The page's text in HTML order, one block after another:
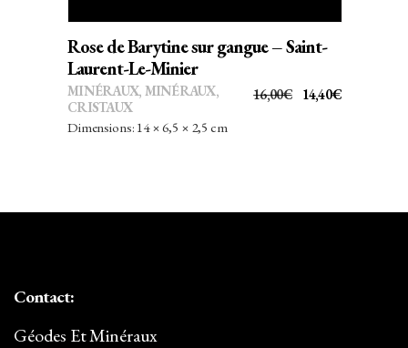
Rose de Barytine sur gangue – Saint-
Laurent-Le-Minier
16,00€
LE
14,40€LE
MINÉRAUX, MINÉRAUX,
CRISTAUX
Dimensions: 14 × 6,5 × 2,5 cm
Contact:
Géodes Et Minéraux